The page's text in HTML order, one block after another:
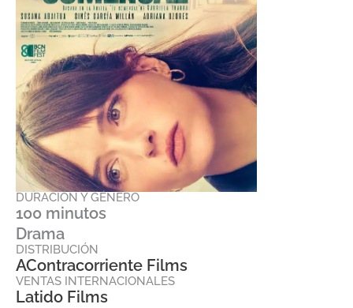
DURACIÓN Y GÉNERO
100 minutos
Drama
DISTRIBUCIÓN
AContracorriente Films
VENTAS INTERNACIONALES
Latido Films